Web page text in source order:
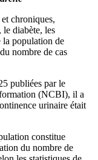
chroniques,
le diabète, les
la population de
nombre de cas
publiées par le
(NCBI), il a
urinaire était
constitue
du nombre de